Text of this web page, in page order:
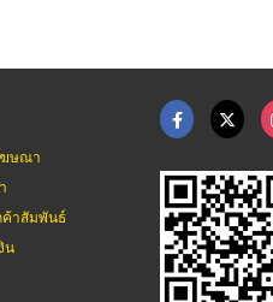
ษณา
ค้าสัมพันธ์
น